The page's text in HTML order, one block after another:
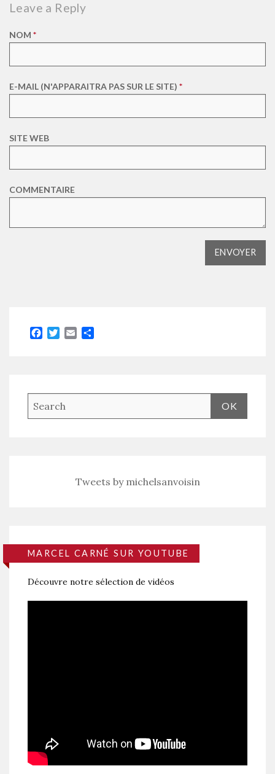
Leave a Reply
NOM *
E-MAIL (N'APPARAITRA PAS SUR LE SITE) *
SITE WEB
COMMENTAIRE
Facebook
TwitterEmail
Tweets by michelsanvoisin
MARCEL CARNÉ SUR YOUTUBE
Découvre notre sélection de vidéos